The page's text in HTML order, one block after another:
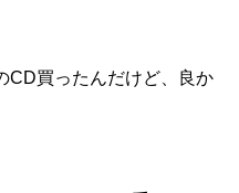
CD買ったんだけど、良か